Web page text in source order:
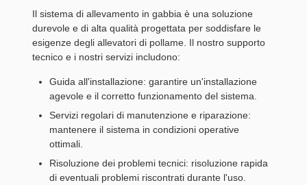
Il sistema di allevamento in gabbia è una soluzione
durevole e di alta qualità progettata per soddisfare le
esigenze degli allevatori di pollame. Il nostro supporto
tecnico e i nostri servizi includono:
Guida all'installazione: garantire un'installazione
agevole e il corretto funzionamento del sistema.
Servizi regolari di manutenzione e riparazione:
mantenere il sistema in condizioni operative
ottimali.
Risoluzione dei problemi tecnici: risoluzione rapida
di eventuali problemi riscontrati durante l'uso.